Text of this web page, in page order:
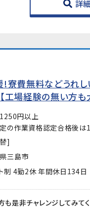
詳
寮費無料などうれ
工場経験の無い方も
円以上
の作業資格認定合格後は
]
三島市
制 4勤2休 年間休日134日
是非チャレンジしてみてく